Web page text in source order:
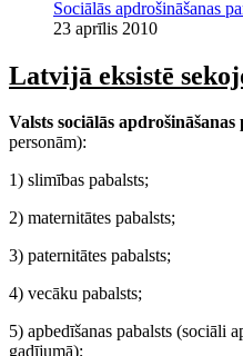
Sociālās apdrošināšanas
23 aprīlis 2010
Latvijā eksistē
Valsts sociālās apdrošināšanas
personām):
1) slimības pabalsts;
2) maternitātes pabalsts;
3) paternitātes pabalsts;
4) vecāku pabalsts;
5) apbedīšanas pabalsts (sociāli
gadījumā);